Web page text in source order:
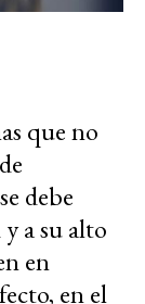
que no
debe
a su alto
en
en el